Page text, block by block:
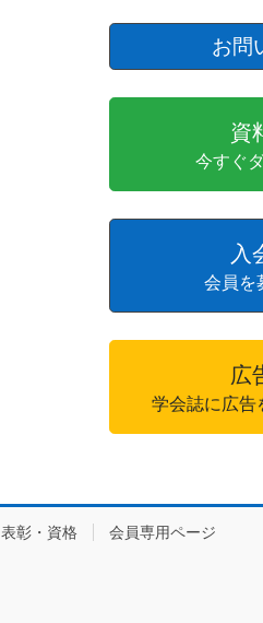
お問
資
今すぐ
入
会員を
広
学会誌に広告
表彰・資格 会員専用ページ